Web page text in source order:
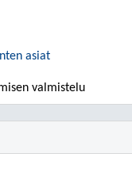
asiat
valmistelu